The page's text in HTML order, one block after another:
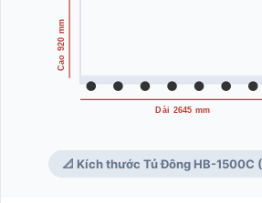
Cao 920 mm
Dài 2645 mm
📐 Kích thước Tủ Đông HB-1500C